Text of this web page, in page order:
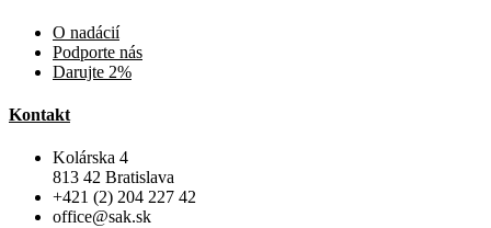
O nadácií
Podporte nás
Darujte 2%
Kontakt
Kolárska 4
813 42 Bratislava
+421 (2) 204 227 42
office@sak.sk